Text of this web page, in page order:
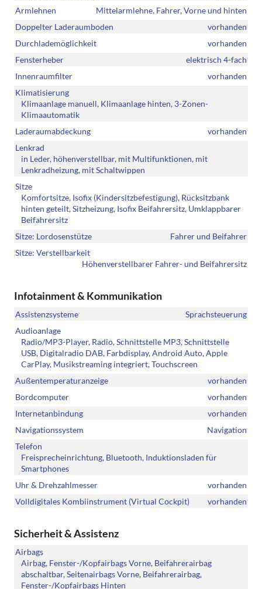
Armlehnen
Mittelarmlehne, Fahrer, Vorne und hinten
Doppelter Laderaumboden
vorhanden
Durchlademöglichkeit
vorhanden
Fensterheber
elektrisch 4-fach
Innenraumfilter
vorhanden
Klimatisierung
Klimaanlage manuell, Klimaanlage hinten, 3-Zonen-
Klimaautomatik
Laderaumabdeckung
vorhanden
Lenkrad
in Leder, höhenverstellbar, mit Multifunktionen, mit
Lenkradheizung, mit Schaltwippen
Sitze
Komfortsitze, Isofix (Kindersitzbefestigung), Rücksitzbank
hinten geteilt, Sitzheizung, Isofix Beifahrersitz, Umklappbarer
Beifahrersitz
Sitze: Lordosenstütze
Fahrer und Beifahrer
Sitze: Verstellbarkeit
Höhenverstellbarer Fahrer- und Beifahrersitz
Infotainment & Kommunikation
Assistenzsysteme
Sprachsteuerung
Audioanlage
Radio/MP3-Player, Radio, Schnittstelle MP3, Schnittstelle
USB, Digitalradio DAB, Farbdisplay, Android Auto, Apple
CarPlay, Musikstreaming integriert, Touchscreen
Außentemperaturanzeige
vorhanden
Bordcomputer
vorhanden
Internetanbindung
vorhanden
Navigationssystem
Navigation
Telefon
Freisprecheinrichtung, Bluetooth, Induktionsladen für
Smartphones
Uhr & Drehzahlmesser
vorhanden
Volldigitales Kombiinstrument (Virtual Cockpit)
vorhanden
Sicherheit & Assistenz
Airbags
Airbag, Fenster-/Kopfairbags Vorne, Beifahrerairbag
abschaltbar, Seitenairbags Vorne, Beifahrerairbag,
Fenster-/Kopfairbags Hinten